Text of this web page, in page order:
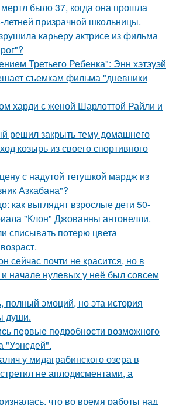
было 37, когда она прошла
летней призрачной школьницы.
карьеру актрисе из фильма
Третьего Ребенка": Энн хэтэуэй
съемкам фильма "дневники
харди с женой Шарлоттой Райли и
решил закрыть тему домашнего
козырь из своего спортивного
с надутой тетушкой мардж из
Азкабана"?
как выглядят взрослые дети 50-
"Клон" Джованны антонелли.
списывать потерю цвета
сейчас почти не красится, но в
начале нулевых у неё был совсем
полный эмоций, но эта история
души.
первые подробности возможного
"Уэнсдей".
у мидаграбинского озера в
не аплодисментами, а
что во время работы над